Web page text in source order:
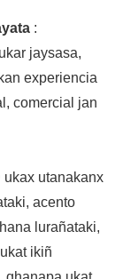
:
jaysasa,
experiencia
comercial jan
ukax utanakanx
acento
lurañataki,
ikiñ